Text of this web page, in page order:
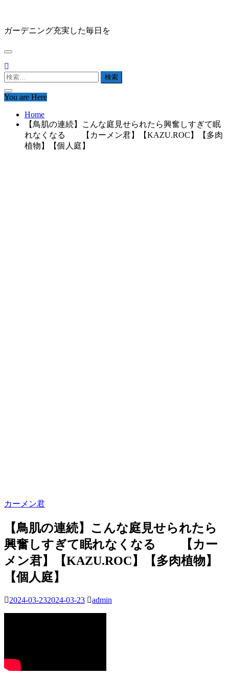
content
ガーデニング充実した毎日を
検
You are Here
Home
【鳥肌の連続】こんな庭見せられたら興奮しすぎて眠
れなくなる 【カーメン君】【KAZU.ROC】【多肉
植物】【個人庭】
カーメン君
【鳥肌の連続】こんな庭見せられたら
興奮しすぎて眠れなくなる 【カー
メン君】【KAZU.ROC】【多肉植物】
【個人庭】
2024-03-232024-03-23 admin